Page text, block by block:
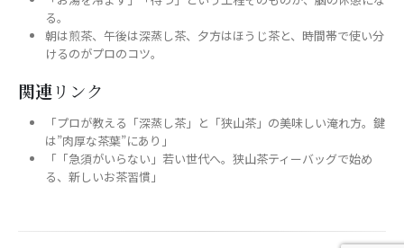
る。
朝は煎茶、午後は深蒸し茶、夕方はほうじ茶と、時間帯で使い分
けるのがプロのコツ。
関連リンク
「プロが教える「深蒸し茶」と「狭山茶」の美味しい淹れ方。鍵
は”肉厚な茶葉”にあり」
「「急須がいらない」若い世代へ。狭山茶ティーバッグで始め
る、新しいお茶習慣」